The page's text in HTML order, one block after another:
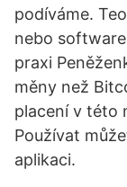
podíváme.
nebo
praxi
měny než
placení v této
Používat
aplikaci.